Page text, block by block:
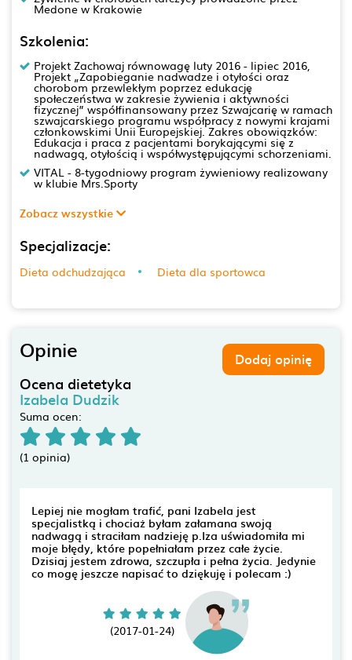
Medone w Krakowie
Szkolenia:
Projekt Zachowaj równowagę luty 2016 - lipiec 2016,
Projekt „Zapobieganie nadwadze i otyłości oraz
chorobom przewlekłym poprzez edukację
społeczeństwa w zakresie żywienia i aktywności
fizycznej” współfinansowany przez Szwajcarię w ramach
szwajcarskiego programu współpracy z nowymi krajami
członkowskimi Unii Europejskiej. Zakres obowiązków:
Edukacja i praca z pacjentami borykającymi się z
nadwagą, otyłością i współwystępującymi schorzeniami.
VITAL - 8-tygodniowy program żywieniowy realizowany
w klubie Mrs.Sporty
Zobacz wszystkie
Specjalizacje:
Dieta odchudzająca Dieta dla sportowca
Opinie Dodaj opinię
Ocena dietetyka
Izabela Dudzik
Suma ocen:
(1 opinia)
Lepiej nie mogłam trafić, pani Izabela jest
specjalistką i chociaż byłam załamana swoją
nadwagą i straciłam nadzieję p.Iza uświadomiła mi
moje błędy, które popełniałam przez całe życie.
Dzisiaj jestem zdrowa, szczupła i pełna życia. Jedynie
co mogę jeszcze napisać to dziękuję i polecam :)
(2017-01-24)